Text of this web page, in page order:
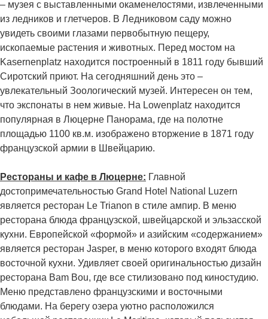
– музея с выставленными окаменелостями, извлеченными
из ледников и глетчеров. В Ледниковом саду можно
увидеть своими глазами первобытную пещеру,
ископаемые растения и животных. Перед мостом на
Kasernenplatz находится построенный в 1811 году бывший
Сиротский приют. На сегодняшний день это –
увлекательный Зоологический музей. Интересен он тем,
что экспонаты в нем живые. На Lowenplatz находится
популярная в Люцерне Панорама, где на полотне
площадью 1100 кв.м. изображено вторжение в 1871 году
французской армии в Швейцарию.
Рестораны и кафе в Люцерне: Главной
достопримечательностью Grand Hotel National Luzern
является ресторан Le Trianon в стиле ампир. В меню
ресторана блюда французской, швейцарской и эльзасской
кухни. Европейской «формой» и азийским «содержанием»
является ресторан Jasper, в меню которого входят блюда
восточной кухни. Удивляет своей оригинальностью дизайн
ресторана Bam Bou, где все стилизовано под киностудию.
Меню представлено французскими и восточными
блюдами. На берегу озера уютно расположился